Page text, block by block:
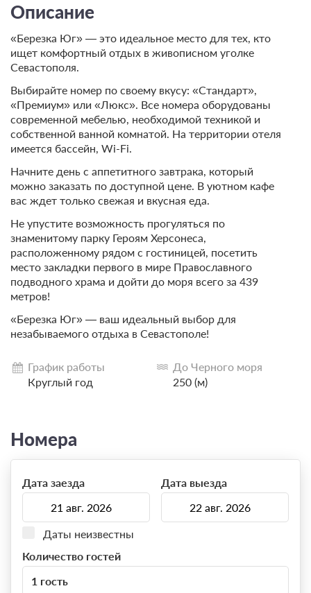
Описание
«Березка Юг» — это идеальное место для тех, кто
ищет комфортный отдых в живописном уголке
Севастополя.
Выбирайте номер по своему вкусу: «Стандарт»,
«Премиум» или «Люкс». Все номера оборудованы
современной мебелью, необходимой техникой и
собственной ванной комнатой. На территории отеля
имеется бассейн, Wi-Fi.
Начните день с аппетитного завтрака, который
можно заказать по доступной цене. В уютном кафе
вас ждет только свежая и вкусная еда.
Не упустите возможность прогуляться по
знаменитому парку Героям Херсонеса,
расположенному рядом с гостиницей, посетить
место закладки первого в мире Православного
подводного храма и дойти до моря всего за 439
метров!
«Березка Юг» — ваш идеальный выбор для
незабываемого отдыха в Севастополе!
График работы
Круглый год
До Черного моря
250 (м)
Номера
Дата заезда Дата выезда
Даты неизвестны
Количество гостей
1 гость